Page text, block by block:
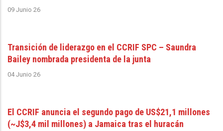
09 Junio 26
Transición de liderazgo en el CCRIF SPC – Saundra
Bailey nombrada presidenta de la junta
04 Junio 26
El CCRIF anuncia el segundo pago de US$21,1 millones
(~J$3,4 mil millones) a Jamaica tras el huracán